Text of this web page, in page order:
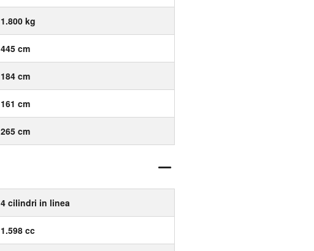
1.800 kg
445 cm
184 cm
161 cm
265 cm
4 cilindri in linea
1.598 cc